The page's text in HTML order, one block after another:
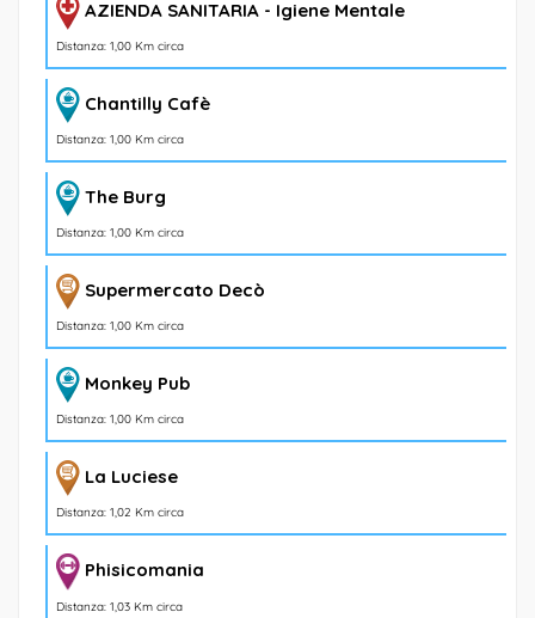
AZIENDA SANITARIA - Igiene Mentale
Distanza: 1,00 Km circa
Chantilly Cafè
Distanza: 1,00 Km circa
The Burg
Distanza: 1,00 Km circa
Supermercato Decò
Distanza: 1,00 Km circa
Monkey Pub
Distanza: 1,00 Km circa
La Luciese
Distanza: 1,02 Km circa
Phisicomania
Distanza: 1,03 Km circa